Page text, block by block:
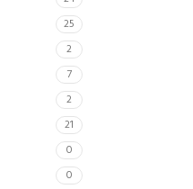
25
2
7
2
21
0
0